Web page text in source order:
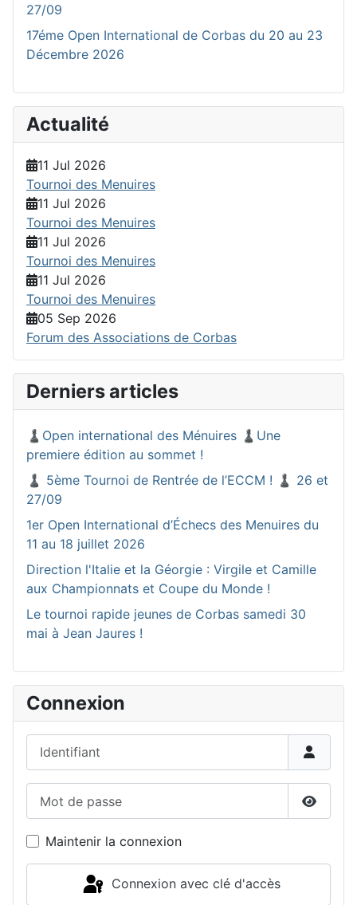
27/09
17éme Open International de Corbas du 20 au 23
Décembre 2026
Actualité
11 Jul 2026
Tournoi des Menuires
11 Jul 2026
Tournoi des Menuires
11 Jul 2026
Tournoi des Menuires
11 Jul 2026
Tournoi des Menuires
05 Sep 2026
Forum des Associations de Corbas
Derniers articles
♟️Open international des Ménuires ♟️Une
premiere édition au sommet !
♟️ 5ème Tournoi de Rentrée de l’ECCM ! ♟️ 26 et
27/09
1er Open International d’Échecs des Menuires du
11 au 18 juillet 2026
Direction l'Italie et la Géorgie : Virgile et Camille
aux Championnats et Coupe du Monde !
Le tournoi rapide jeunes de Corbas samedi 30
mai à Jean Jaures !
Connexion
Maintenir la connexion
Connexion avec clé d'accès